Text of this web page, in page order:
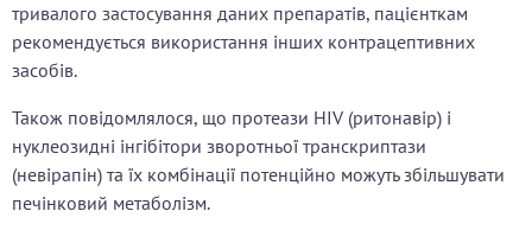
тривалого застосування даних препаратів, пацієнткам
рекомендується використання інших контрацептивних
засобів.
Також повідомлялося, що протеази HIV (ритонавір) і
нуклеозидні інгібітори зворотньої транскриптази
(невірапін) та їх комбінації потенційно можуть збільшувати
печінковий метаболізм.